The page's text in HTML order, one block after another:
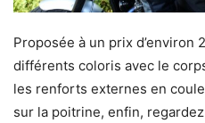
Proposée à un prix d’environ
différents coloris avec le
les renforts externes en
sur la poitrine, enfin,